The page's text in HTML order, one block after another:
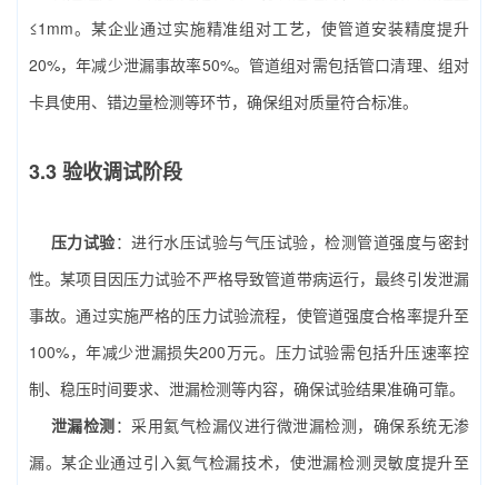
≤1mm。某企业通过实施精准组对工艺，使管道安装精度提升
20%，年减少泄漏事故率50%。管道组对需包括管口清理、组对
卡具使用、错边量检测等环节，确保组对质量符合标准。
3.3 验收调试阶段
压力试验：进行水压试验与气压试验，检测管道强度与密封
性。某项目因压力试验不严格导致管道带病运行，最终引发泄漏
事故。通过实施严格的压力试验流程，使管道强度合格率提升至
100%，年减少泄漏损失200万元。压力试验需包括升压速率控
制、稳压时间要求、泄漏检测等内容，确保试验结果准确可靠。
泄漏检测：采用氦气检漏仪进行微泄漏检测，确保系统无渗
漏。某企业通过引入氦气检漏技术，使泄漏检测灵敏度提升至